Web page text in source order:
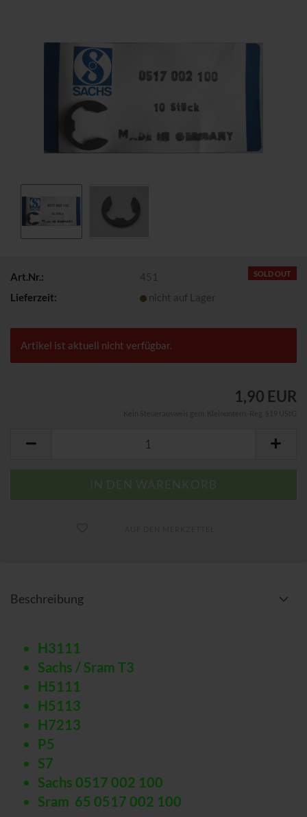
SOLD OUT
Art.Nr.:
451
Lieferzeit:
nicht auf Lager
Artikel ist aktuell nicht verfügbar.
1,90 EUR
Beschreibung
H3111
Sachs / Sram T3
H5111
H5113
H7213
P5
S7
Sachs 0517 002 100
Sram 65 0517 002 100